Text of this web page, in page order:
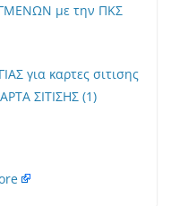
με την ΠΚΣ
για καρτες σιτισης
ΣΙΤΙΣΗΣ (1)